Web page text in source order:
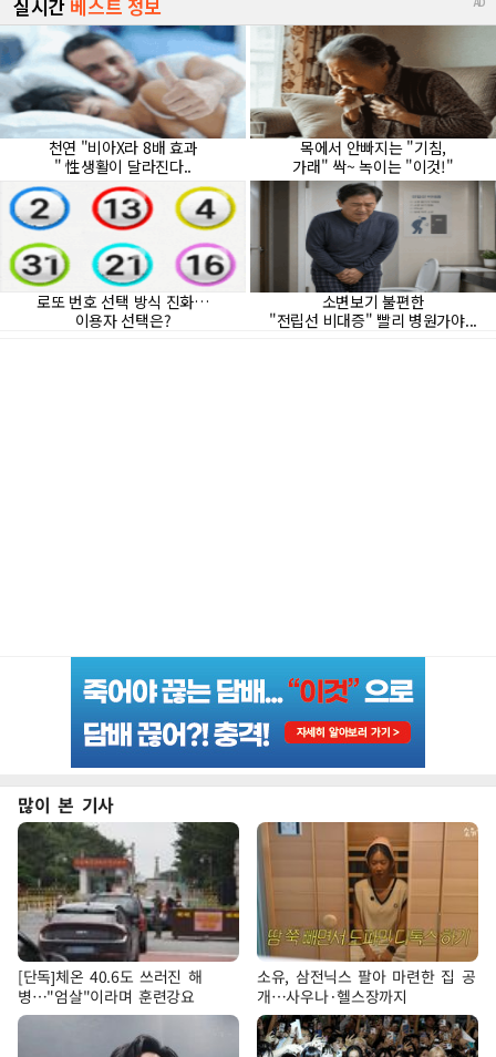
많이 본 기사
[단독]체온 40.6도 쓰러진 해
병…"엄살"이라며 훈련강요
소유, 삼전닉스 팔아 마련한 집 공
개…사우나·헬스장까지